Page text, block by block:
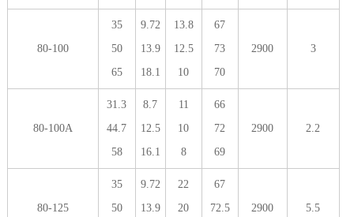
80-100
35
50
65
9.72
13.9
18.1
13.8
12.5
10
67
73
70
2900 3
80-100A
31.3
44.7
58
8.7
12.5
16.1
11
10
8
66
72
69
2900 2.2
80-125
35
50
9.72
13.9
22
20
67
72.5
2900 5.5